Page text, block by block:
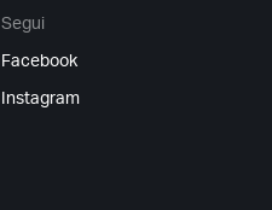
Segui
Facebook
Instagram